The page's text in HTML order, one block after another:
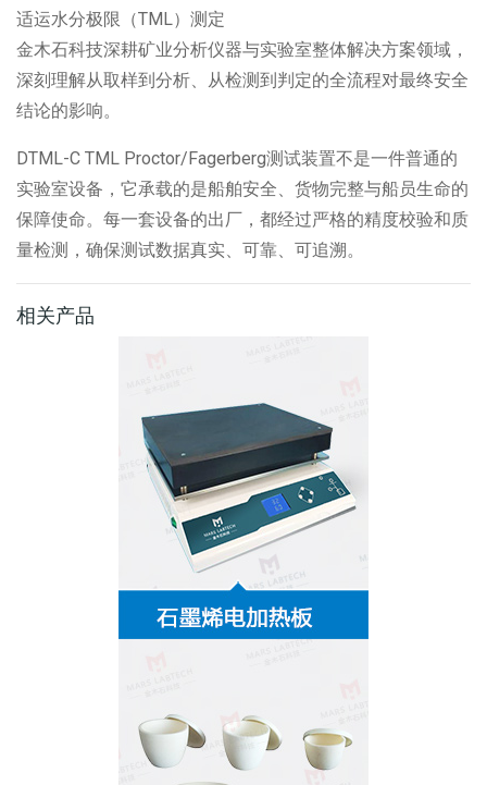
适运水分极限（TML）测定
金木石科技深耕矿业分析仪器与实验室整体解决方案领域，
深刻理解从取样到分析、从检测到判定的全流程对最终安全
结论的影响。
DTML-C TML Proctor/Fagerberg测试装置不是一件普通的
实验室设备，它承载的是船舶安全、货物完整与船员生命的
保障使命。每一套设备的出厂，都经过严格的精度校验和质
量检测，确保测试数据真实、可靠、可追溯。
相关产品